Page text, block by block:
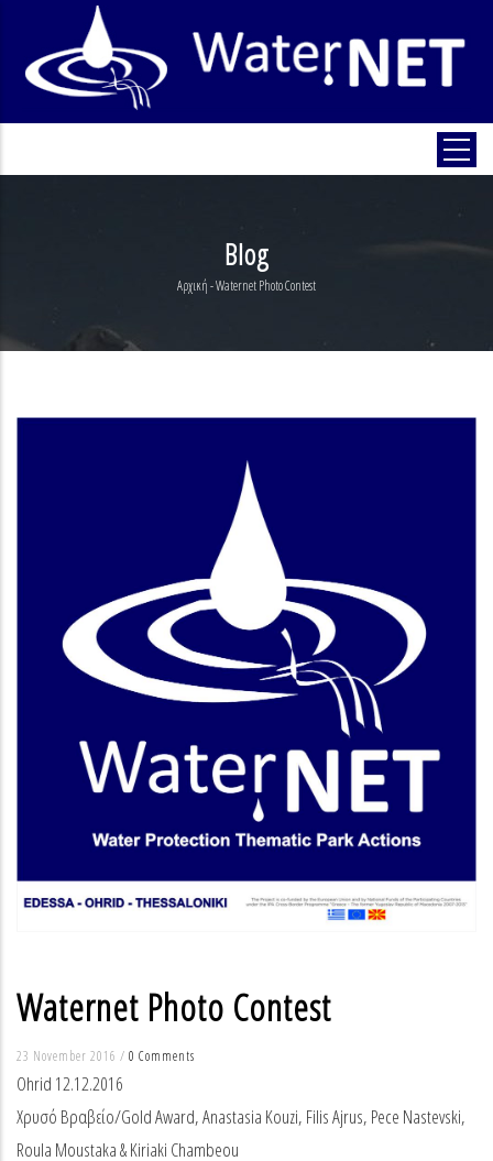
Blog
Breadcrumb
Αρχική-Waternet Photo Contest
Waternet Photo Contest
23 November 2016 / 0 Comments
Ohrid 12.12.2016
Χρυσό Βραβείο/Gold Award, Anastasia Kouzi, Filis Ajrus, Pece Nastevski,
Roula Moustaka & Kiriaki Chambeou